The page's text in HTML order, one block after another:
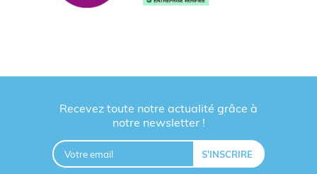
Recevez toute notre actualité grâce à
notre newsletter !